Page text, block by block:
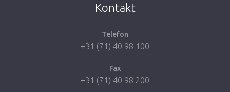
Kontakt
Telefon
+31 (71) 40 98 100
Fax
+31 (71) 40 98 200